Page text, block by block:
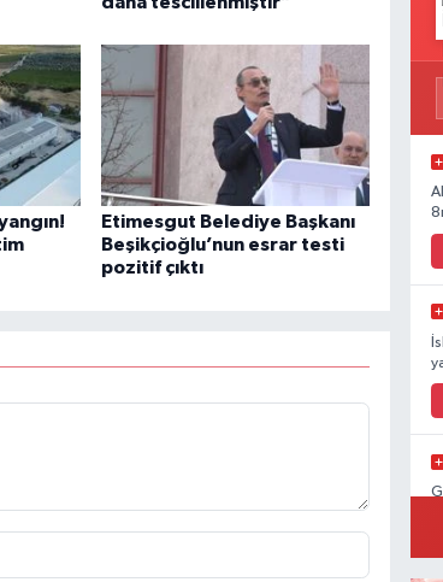
Etimesgut Belediye Başkanı
Beşikçioğlu’nun esrar testi
pozitif çıktı